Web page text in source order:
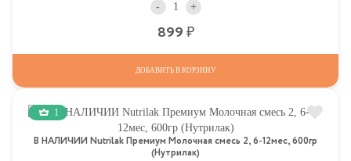
- +
899
ДОБАВИТЬ В КОРЗИНУ
1
В НАЛИЧИИ Nutrilak Премиум Молочная смесь 2, 6-12мес, 600гр
(Нутрилак)